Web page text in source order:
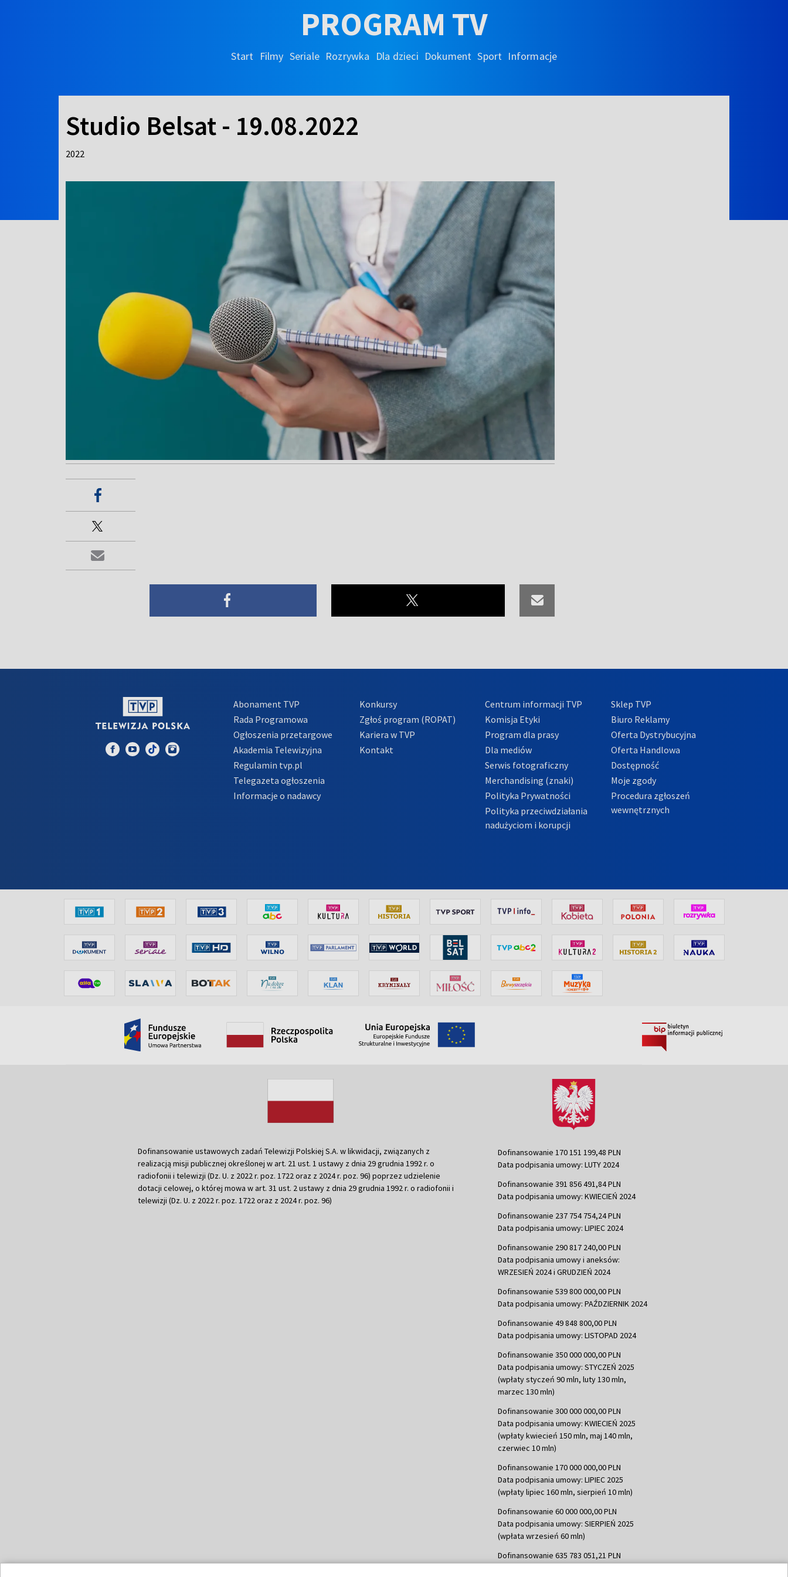
PROGRAM TV
Start Filmy Seriale Rozrywka Dla dzieci Dokument Sport Informacje
Studio Belsat - 19.08.2022
2022
Abonament TVP
Rada Programowa
Ogłoszenia przetargowe
Akademia Telewizyjna
Regulamin tvp.pl
Telegazeta ogłoszenia
Informacje o nadawcy
Konkursy
Zgłoś program (ROPAT)
Kariera w TVP
Kontakt
Centrum informacji TVP
Komisja Etyki
Program dla prasy
Dla mediów
Serwis fotograficzny
Merchandising (znaki)
Polityka Prywatności
Polityka przeciwdziałania
nadużyciom i korupcji
Sklep TVP
Biuro Reklamy
Oferta Dystrybucyjna
Oferta Handlowa
Dostępność
Moje zgody
Procedura zgłoszeń
wewnętrznych
Dofinansowanie ustawowych zadań Telewizji Polskiej S.A. w likwidacji, związanych z
realizacją misji publicznej określonej w art. 21 ust. 1 ustawy z dnia 29 grudnia 1992 r. o
radiofonii i telewizji (Dz. U. z 2022 r. poz. 1722 oraz z 2024 r. poz. 96) poprzez udzielenie
dotacji celowej, o której mowa w art. 31 ust. 2 ustawy z dnia 29 grudnia 1992 r. o radiofonii i
telewizji (Dz. U. z 2022 r. poz. 1722 oraz z 2024 r. poz. 96)
Dofinansowanie 170 151 199,48 PLN
Data podpisania umowy: LUTY 2024
Dofinansowanie 391 856 491,84 PLN
Data podpisania umowy: KWIECIEŃ 2024
Dofinansowanie 237 754 754,24 PLN
Data podpisania umowy: LIPIEC 2024
Dofinansowanie 290 817 240,00 PLN
Data podpisania umowy i aneksów:
WRZESIEŃ 2024 i GRUDZIEŃ 2024
Dofinansowanie 539 800 000,00 PLN
Data podpisania umowy: PAŹDZIERNIK 2024
Dofinansowanie 49 848 800,00 PLN
Data podpisania umowy: LISTOPAD 2024
Dofinansowanie 350 000 000,00 PLN
Data podpisania umowy: STYCZEŃ 2025
(wpłaty styczeń 90 mln, luty 130 mln,
marzec 130 mln)
Dofinansowanie 300 000 000,00 PLN
Data podpisania umowy: KWIECIEŃ 2025
(wpłaty kwiecień 150 mln, maj 140 mln,
czerwiec 10 mln)
Dofinansowanie 170 000 000,00 PLN
Data podpisania umowy: LIPIEC 2025
(wpłaty lipiec 160 mln, sierpień 10 mln)
Dofinansowanie 60 000 000,00 PLN
Data podpisania umowy: SIERPIEŃ 2025
(wpłata wrzesień 60 mln)
Dofinansowanie 635 783 051,21 PLN